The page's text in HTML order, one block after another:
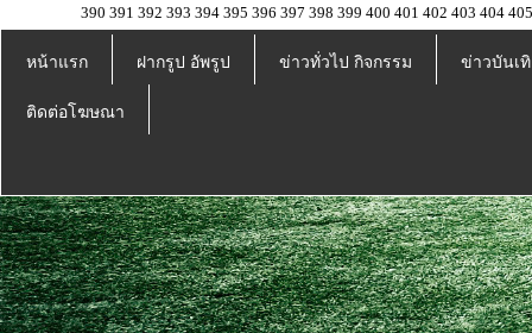
390 391 392 393 394 395 396 397 398 399 400 401 402 403 404
หน้าแรก ฝากรูป อัพรูป ข่าวทั่วไป กิจกรรม ข่าวบันเ
ติดต่อโฆษณา